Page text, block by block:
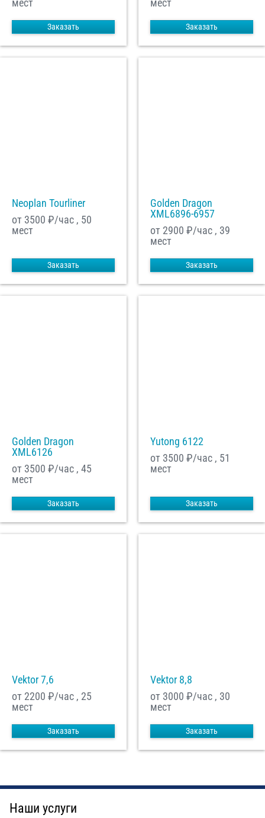
мест
Заказать
мест
Заказать
Neoplan Tourliner
от 3500 ₽/час , 50
мест
Заказать
Golden Dragon
XML6896-6957
от 2900 ₽/час , 39
мест
Заказать
Golden Dragon
XML6126
от 3500 ₽/час , 45
мест
Заказать
Yutong 6122
от 3500 ₽/час , 51
мест
Заказать
Vektor 7,6
от 2200 ₽/час , 25
мест
Заказать
Vektor 8,8
от 3000 ₽/час , 30
мест
Заказать
Наши услуги